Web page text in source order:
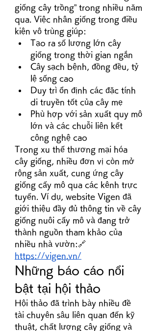
giống cây trồng” trong nhiều năm
qua. Việc nhân giống trong điều
kiện vô trùng giúp:
Tạo ra số lượng lớn cây
giống trong thời gian ngắn
Cây sạch bệnh, đồng đều, tỷ
lệ sống cao
Duy trì ổn định các đặc tính
di truyền tốt của cây mẹ
Phù hợp với sản xuất quy mô
lớn và các chuỗi liên kết
công nghệ cao
Trong xu thế thương mại hóa
cây giống, nhiều đơn vị còn mở
rộng sản xuất, cung ứng cây
giống cấy mô qua các kênh trực
tuyến. Ví dụ, website Vigen đã
giới thiệu đầy đủ thông tin về cây
giống nuôi cấy mô và đang trở
thành nguồn tham khảo của
https://vigen.vn/
Những báo cáo nổi
bật tại hội thảo
Hội thảo đã trình bày nhiều đề
tài chuyên sâu liên quan đến kỹ
thuật, chất lượng cây giống và